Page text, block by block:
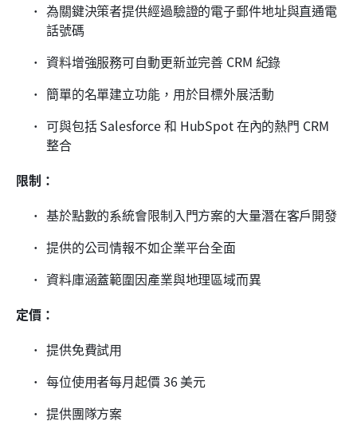
為關鍵決策者提供經過驗證的電子郵件地址與直通電
話號碼
資料增強服務可自動更新並完善 CRM 紀錄
簡單的名單建立功能，用於目標外展活動
可與包括 Salesforce 和 HubSpot 在內的熱門 CRM
整合
限制：
基於點數的系統會限制入門方案的大量潛在客戶開發
提供的公司情報不如企業平台全面
資料庫涵蓋範圍因產業與地理區域而異
定價：
提供免費試用
每位使用者每月起價 36 美元
提供團隊方案